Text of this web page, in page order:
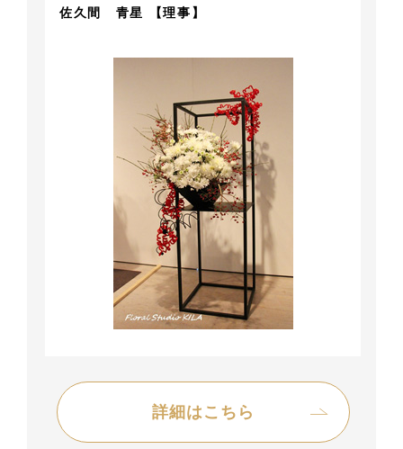
佐久間 青星 【理事】
詳細はこちら